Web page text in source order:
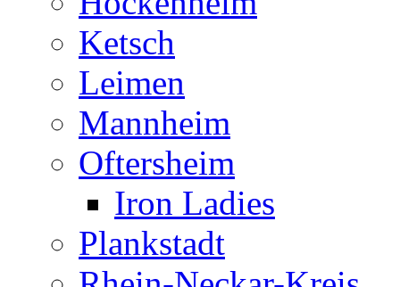
Ketsch
Leimen
Mannheim
Oftersheim
Iron Ladies
Plankstadt